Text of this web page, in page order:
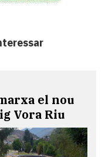
el nou
Vora Riu